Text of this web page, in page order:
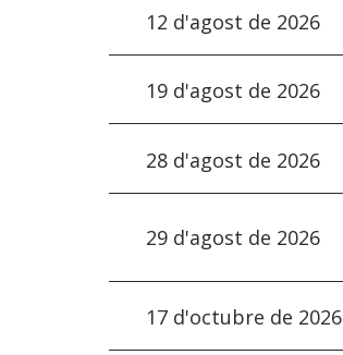
12 d'agost de 2026
19 d'agost de 2026
28 d'agost de 2026
29 d'agost de 2026
17 d'octubre de 2026